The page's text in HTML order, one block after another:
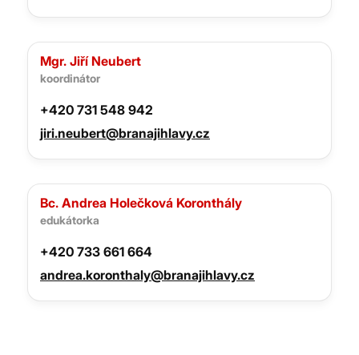
Mgr. Jiří Neubert
koordinátor
+420 731 548 942
jiri.neubert@branajihlavy.cz
Bc. Andrea Holečková Koronthály
edukátorka
+420 733 661 664
andrea.koronthaly@branajihlavy.cz